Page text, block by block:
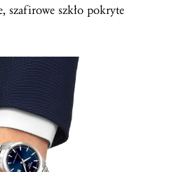
szafirowe szkło pokryte